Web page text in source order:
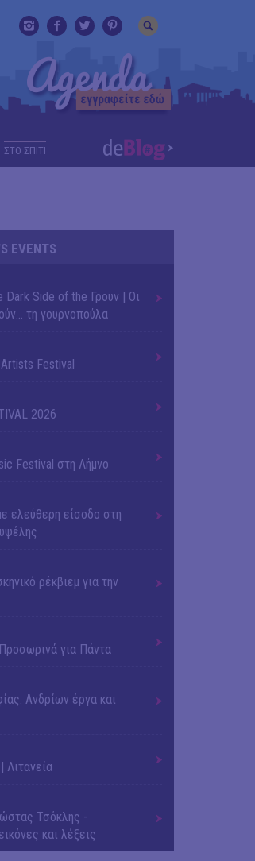
ΣΤΟ ΣΠΙΤΙ
EVENTS
Side of the Γρουν | Οι
τη γουρνοπούλα
Festival
2026
Festival στη Λήμνο
ελεύθερη είσοδο στη
ρέκβιεμ για την
για Πάντα
Ανδρίων έργα και
Λιτανεία
Τσόκλης -
και λέξεις